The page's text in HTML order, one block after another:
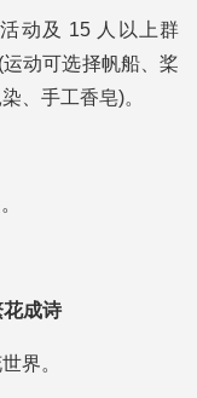
动及 15 人以上群
动可选择帆船、桨
、手工香皂)。
成诗
界。